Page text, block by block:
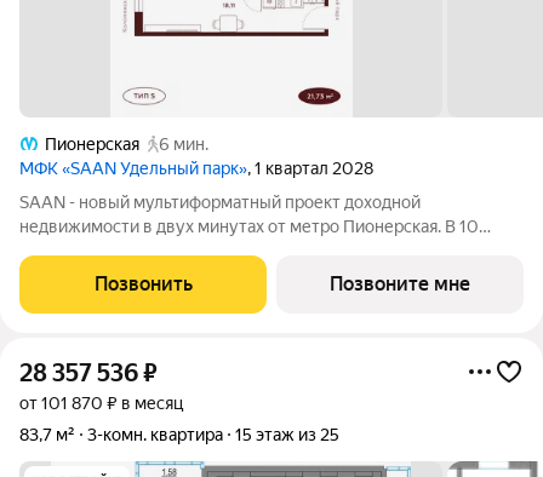
Пионерская
6 мин.
МФК «SAAN Удельный парк», 1 квартал 2028
SAAN - новый мультиформатный проект доходной
недвижимости в двух минутах от метро Пионерская. В 10
представлены различные варианты: от компактных студий до
просторных резиденций с панорамными
Позвонить Позвоните мне
28 357 536₽
от 101 870 ₽ в месяц
83,7 м²
3-комн. квартира 15 этаж из 25